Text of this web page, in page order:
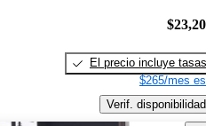
El precio incluye tasas
$265/mes
Verif. disponibilidad